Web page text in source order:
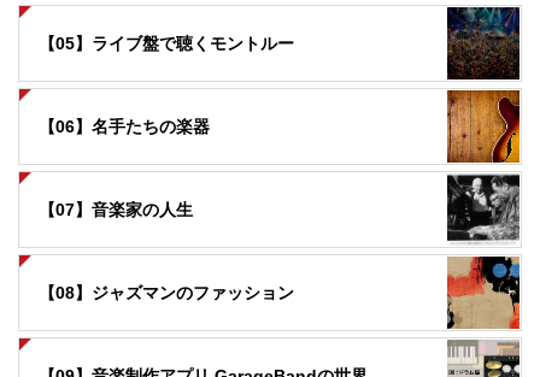
【05】ライブ盤で聴くモントルー
【06】名手たちの楽器
【07】音楽家の人生
【08】ジャズマンのファッション